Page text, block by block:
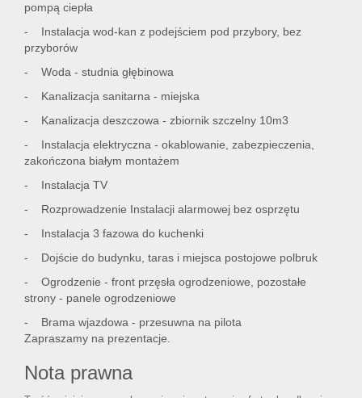
pompą ciepła
- Instalacja wod-kan z podejściem pod przybory, bez
przyborów
- Woda - studnia głębinowa
- Kanalizacja sanitarna - miejska
- Kanalizacja deszczowa - zbiornik szczelny 10m3
- Instalacja elektryczna - okablowanie, zabezpieczenia,
zakończona białym montażem
- Instalacja TV
- Rozprowadzenie Instalacji alarmowej bez osprzętu
- Instalacja 3 fazowa do kuchenki
- Dojście do budynku, taras i miejsca postojowe polbruk
- Ogrodzenie - front przęsła ogrodzeniowe, pozostałe
strony - panele ogrodzeniowe
- Brama wjazdowa - przesuwna na pilota
Zapraszamy na prezentacje.
Nota prawna